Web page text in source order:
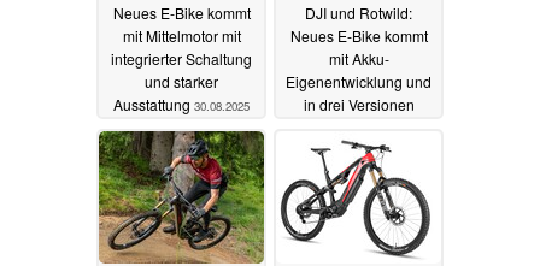
Neues E-Bike kommt
mit Mittelmotor mit
integrierter Schaltung
und starker
Ausstattung 30.08.2025
DJI und Rotwild:
Neues E-Bike kommt
mit Akku-
Eigenentwicklung und
in drei Versionen